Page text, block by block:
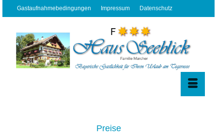
Gastaufnahmebedingungen Impressum Datenschutz
Preise